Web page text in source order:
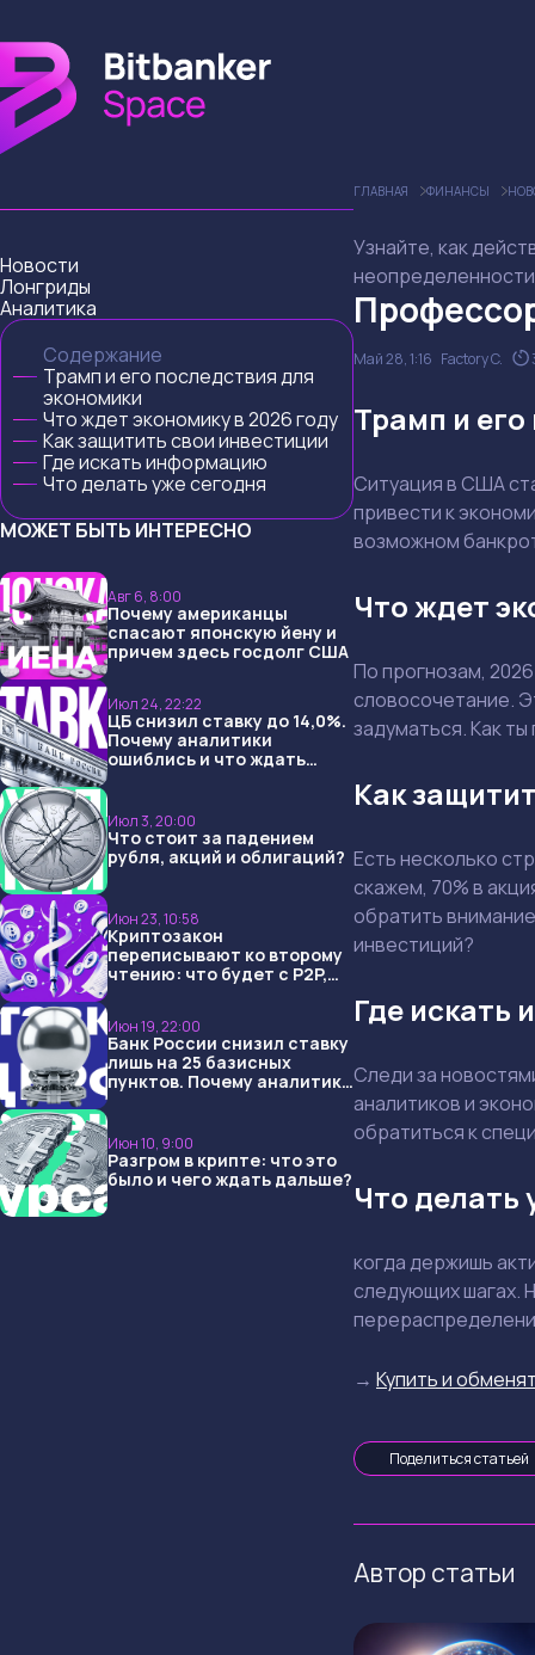
Новости
Лонгриды
Аналитика
Содержание
Трамп и его последствия для
экономики
Что ждет экономику в 2026 году
Как защитить свои инвестиции
Где искать информацию
Что делать уже сегодня
МОЖЕТ БЫТЬ ИНТЕРЕСНО
Авг 6, 8:00
Почему американцы
спасают японскую йену и
причем здесь госдолг США
Июл 24, 22:22
ЦБ снизил ставку до 14,0%.
Почему аналитики
ошиблись и что ждать
Июл 3, 20:00
Что стоит за падением
рубля, акций и облигаций?
Июн 23, 10:58
Криптозакон
переписывают ко второму
чтению: что будет с P2P,
Июн 19, 22:00
Банк России снизил ставку
лишь на 25 базисных
пунктов. Почему аналитики
Июн 10, 9:00
Разгром в крипте: что это
было и чего ждать дальше?
ГЛАВНАЯ ФИНАНСЫ
Узнайте, как
Май 28, 1:16 Factory C.
Трамп и
Ситуация в США
привести к
возможном
Что ждет
По прогнозам,
словосочетание.
задуматься. Как
Как
Есть несколько
скажем, 70% в
обратить
инвестиций?
Где
Следи за
аналитиков и
обратиться к
Что делать
когда держишь
следующих шагах.
→ Купить и
Поделиться статьей
Автор статьи